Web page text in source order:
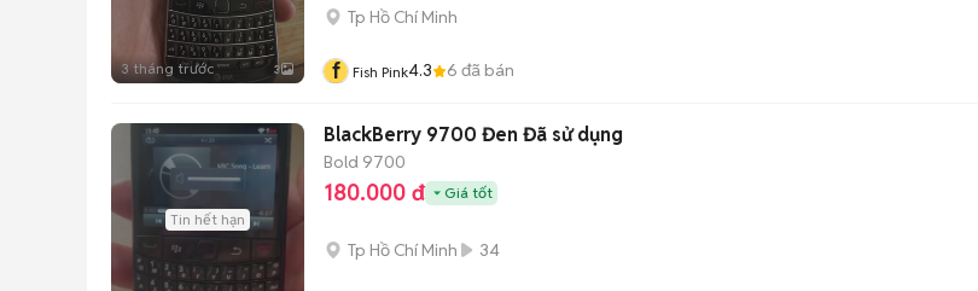
3 tháng trước 3
Tp Hồ Chí Minh
f Fish Pink4.3 6 đã bán
Tin hết hạn
BlackBerry 9700 Đen Đã sử dụng
Bold 9700
180.000 đ Giá tốt
Tp Hồ Chí Minh 34